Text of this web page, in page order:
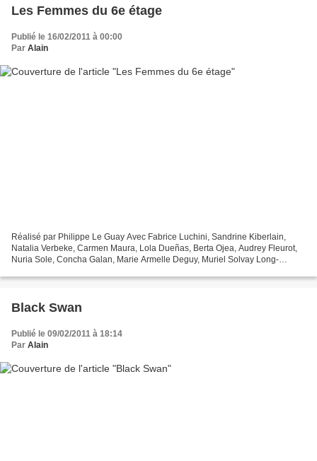
Les Femmes du 6e étage
Publié le 16/02/2011 à 00:00
Par Alain
Réalisé par Philippe Le Guay Avec Fabrice Luchini, Sandrine Kiberlain,
Natalia Verbeke, Carmen Maura, Lola Dueñas, Berta Ojea, Audrey Fleurot,
Nuria Sole, Concha Galan, Marie Armelle Deguy, Muriel Solvay Long-
Black Swan
Publié le 09/02/2011 à 18:14
Par Alain